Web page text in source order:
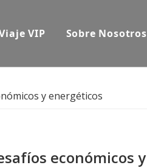
VIP Sobre Nosotros
y energéticos
económicos y